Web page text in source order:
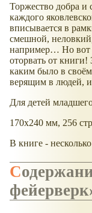
Торжество добра и
каждого
вписывается в
смешной,
например… Но вот
оторвать от книги!
каким было в
верящим в людей,
Для детей
170x240 мм, 256
В книге - несколько
Содержание книги «Последний